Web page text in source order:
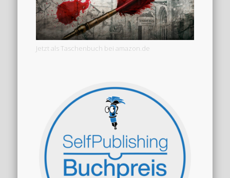
Jetzt als Taschenbuch bei amazon.de